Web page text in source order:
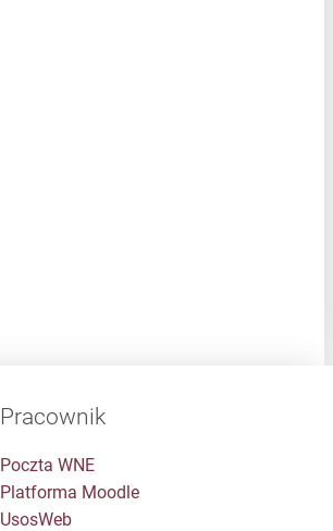
Pracownik
Poczta WNE
Platforma Moodle
UsosWeb